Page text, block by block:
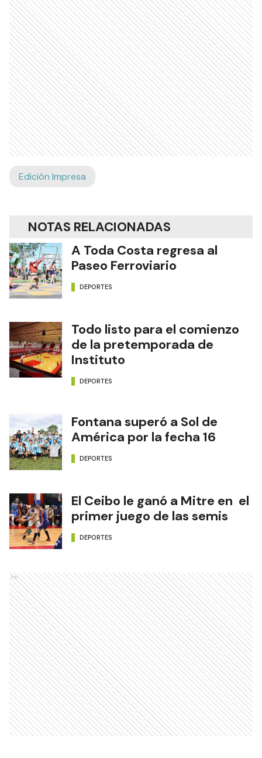
Edición Impresa
NOTAS RELACIONADAS
A Toda Costa regresa al
Paseo Ferroviario
DEPORTES
Todo listo para el comienzo
de la pretemporada de
Instituto
DEPORTES
Fontana superó a Sol de
América por la fecha 16
DEPORTES
El Ceibo le ganó a Mitre en el
primer juego de las semis
DEPORTES
Ads